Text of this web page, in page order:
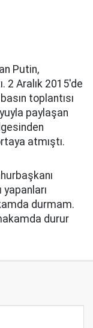
Putin,
2 Aralık 2015'de
toplantısı
paylaşan
atmıştı.
yapanları
durmam.
durur